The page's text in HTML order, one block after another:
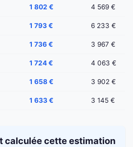
1 802 € 4 569 €
1 793 € 6 233 €
1 736 € 3 967 €
1 724 € 4 063 €
1 658 € 3 902 €
1 633 € 3 145 €
calculée cette estimation